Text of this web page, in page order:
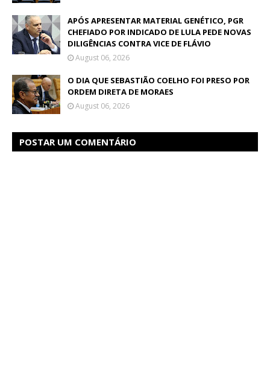
APÓS APRESENTAR MATERIAL GENÉTICO, PGR
CHEFIADO POR INDICADO DE LULA PEDE NOVAS
DILIGÊNCIAS CONTRA VICE DE FLÁVIO
August 06, 2026
O DIA QUE SEBASTIÃO COELHO FOI PRESO POR
ORDEM DIRETA DE MORAES
August 06, 2026
POSTAR UM COMENTÁRIO